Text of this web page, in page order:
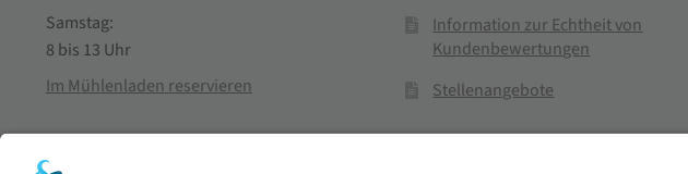
Samstag:
8 bis 13 Uhr
Im Mühlenladen reservieren
Information zur Echtheit von
Kundenbewertungen
Stellenangebote